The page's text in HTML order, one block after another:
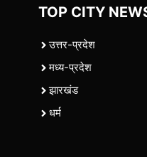
TOP CITY
उत्तर-प्रदेश
मध्य-प्रदेश
झारखंड
धर्म